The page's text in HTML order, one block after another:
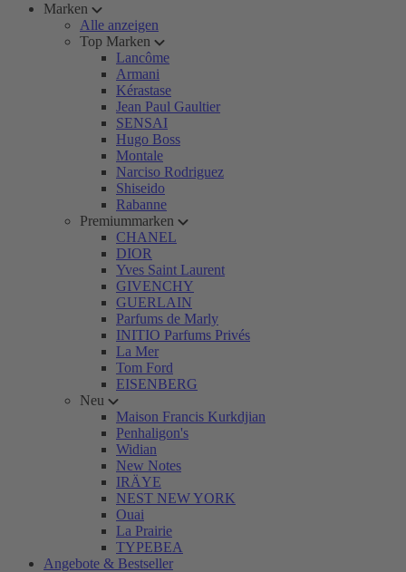
Marken
Alle anzeigen
Top Marken
Lancôme
Armani
Kérastase
Jean Paul Gaultier
SENSAI
Hugo Boss
Montale
Narciso Rodriguez
Shiseido
Rabanne
Premiummarken
CHANEL
DIOR
Yves Saint Laurent
GIVENCHY
GUERLAIN
Parfums de Marly
INITIO Parfums Privés
La Mer
Tom Ford
EISENBERG
Neu
Maison Francis Kurkdjian
Penhaligon's
Widian
New Notes
IRÄYE
NEST NEW YORK
Ouai
La Prairie
TYPEBEA
Angebote & Bestseller